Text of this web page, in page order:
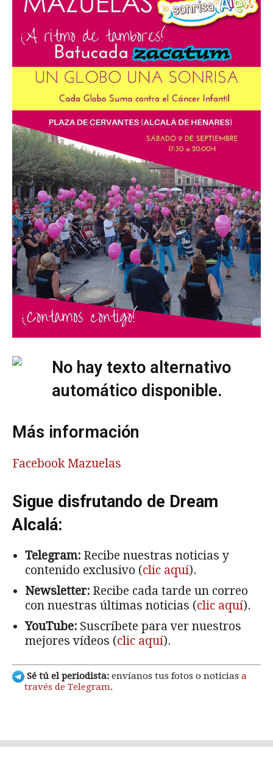
Más información
Facebook Mazuelas
Sigue disfrutando de Dream
Alcalá:
Telegram: Recibe nuestras noticias y
contenido exclusivo (clic aquí).
Newsletter: Recibe cada tarde un correo
con nuestras últimas noticias (clic aquí).
YouTube: Suscríbete para ver nuestros
mejores vídeos (clic aquí).
Sé tú el periodista: envíanos tus fotos o noticias a
través de Telegram.